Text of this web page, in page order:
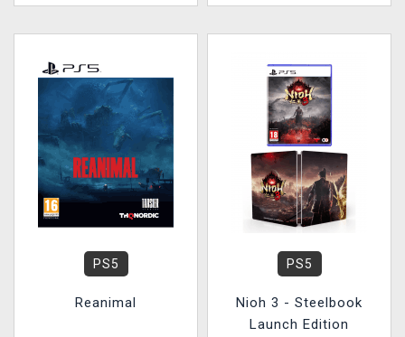
PS5
Reanimal
PS5
Nioh 3 - Steelbook
Launch Edition